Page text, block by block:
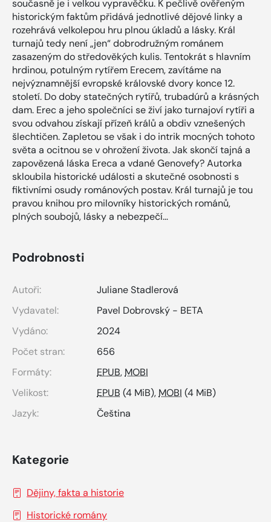
současně je i velkou vypravěčku. K pečlivě ověřeným
historickým faktům přidává jednotlivé dějové linky a
rozehrává velkolepou hru plnou úkladů a lásky. Král
turnajů tedy není „jen“ dobrodružným románem
zasazeným do středověkých kulis. Tentokrát s hlavním
hrdinou, potulným rytířem Erecem, zavítáme na
nejvýznamnější evropské královské dvory konce 12.
století. Do doby statečných rytířů, trubadúrů a krásných
dam. Erec a jeho společníci se živí jako turnajoví rytíři a
svou odvahou získají přízeň králů a obdiv vznešených
šlechtičen. Zapletou se však i do intrik mocných tohoto
světa a ocitnou se v ohrožení života. Jak skončí tajná a
zapovězená láska Ereca a vdané Genovefy? Autorka
skloubila historické události a skutečné osobnosti s
fiktivními osudy románových postav. Král turnajů je tou
pravou knihou pro milovníky historických románů,
plných soubojů, lásky a nebezpečí…
Podrobnosti
Autoři:
Juliane Stadlerová
Vydavatel:
Pavel Dobrovský - BETA
Vydáno:
2024
Počet stran:
656
Formáty:
EPUB, MOBI
Velikost:
EPUB (4 MiB), MOBI (4 MiB)
Jazyk:
Čeština
Kategorie
Dějiny, fakta a historie
Historické romány